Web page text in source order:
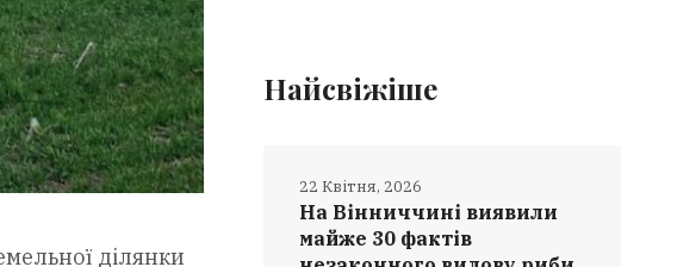
ділянки
Найсвіжіше
На Вінниччині виявили
майже 30 фактів
22 Квітня, 2026